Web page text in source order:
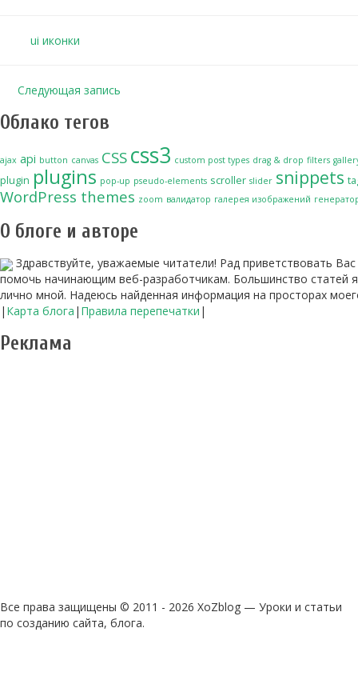
ui иконки
Следующая запись
Облако тегов
ajax api button canvas CSS css3 custom post types drag & drop filters
plugin plugins pop-up pseudo-elements scroller slider snippets
WordPress themes zoom валидатор галерея изображений
О блоге и авторе
Здравствуйте, уважаемые читатели! Рад приветствовать
помочь начинающим веб-разработчикам. Большинство статей
лично мной. Надеюсь найденная информация на просторах
| Карта блога | Правила перепечатки |
Реклама
Все права защищены © 2011 - 2026 XoZblog — Уроки и статьи
по созданию сайта, блога.